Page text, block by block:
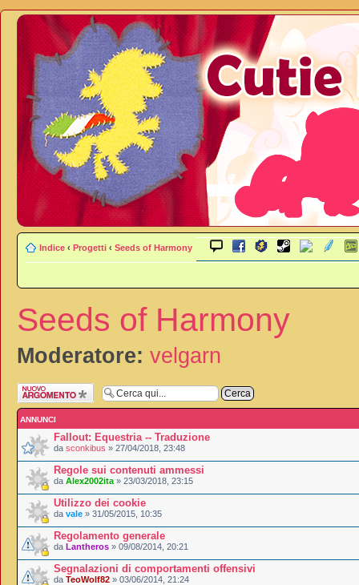
Indice ‹ Progetti ‹ Seeds of Harmony
Seeds of Harmony
Moderatore: velgarn
Scrivi un nuovo
argomento
ANNUNCI
Fallout: Equestria -- Traduzione
da sconkibus » 27/04/2018, 23:48
Regole sui contenuti ammessi
da Alex2002ita » 23/03/2018, 23:15
Utilizzo dei cookie
da vale » 31/05/2015, 10:35
Regolamento generale
da Lantheros » 09/08/2014, 20:21
Segnalazioni di comportamenti offensivi
da TeoWolf82 » 03/06/2014, 21:24